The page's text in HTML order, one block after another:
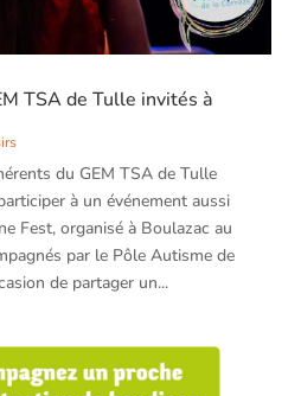
TSA de Tulle invités à
du GEM TSA de Tulle
à un événement aussi
Fest, organisé à Boulazac au
par le Pôle Autisme de
de partager un...